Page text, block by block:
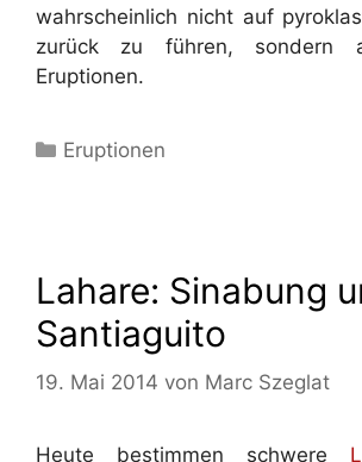
wahrscheinlich nicht auf
zurück zu führen, sondern
Eruptionen.
Kategorien
Eruptionen
Lahare: Sinabung
Santiaguito
19. Mai 2014 von Marc Szeglat
Heute bestimmen schwere